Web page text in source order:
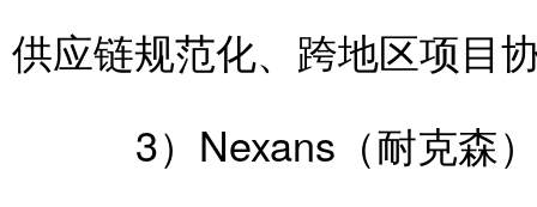
供应链规范化、跨地区项目
3）Nexans（耐克森